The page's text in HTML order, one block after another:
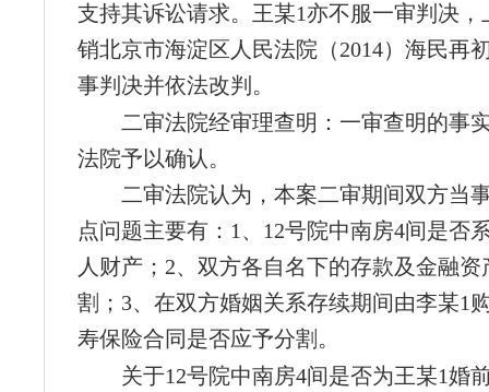
支持其诉讼请求。王某1亦不服一审判决，
销北京市海淀区人民法院（2014）海民再
事判决并依法改判。
二审法院经审理查明：一审查明的事
法院予以确认。
二审法院认为，本案二审期间双方当
点问题主要有：1、12号院中南房4间是否
人财产；2、双方各自名下的存款及金融资
割；3、在双方婚姻关系存续期间由李某1
寿保险合同是否应予分割。
关于12号院中南房4间是否为王某1婚